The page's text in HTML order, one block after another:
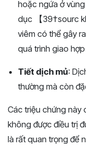
hoặc ngứa ở
dục 【39†sourc​
viêm có thể gây
quá trình giao hợp
Tiết dịch mủ:
thường mà còn
Các triệu chứng này
không được điều trị
là rất quan trọng để